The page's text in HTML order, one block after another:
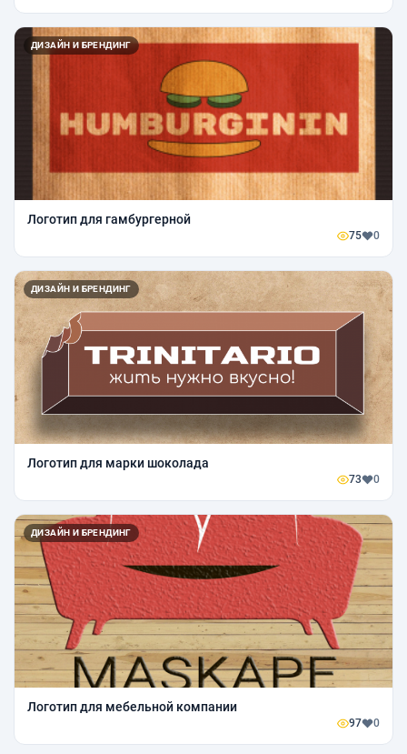
ДИЗАЙН И БРЕНДИНГ
Логотип для гамбургерной
75 0
ДИЗАЙН И БРЕНДИНГ
Логотип для марки шоколада
73 0
ДИЗАЙН И БРЕНДИНГ
Логотип для мебельной компании
97 0